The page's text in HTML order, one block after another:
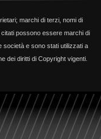
marchi di terzi, nomi di
possono essere marchi di
società e sono stati utilizzati a
dei diritti di Copyright vigenti.